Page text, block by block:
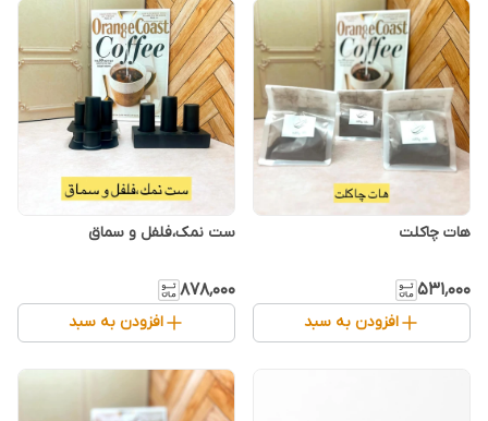
هات چاکلت
۵۳۱٬۰۰۰
افزودن به سبد
ست نمک،فلفل و سماق
۸۷۸٬۰۰۰
افزودن به سبد